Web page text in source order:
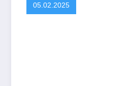
05.02.2025